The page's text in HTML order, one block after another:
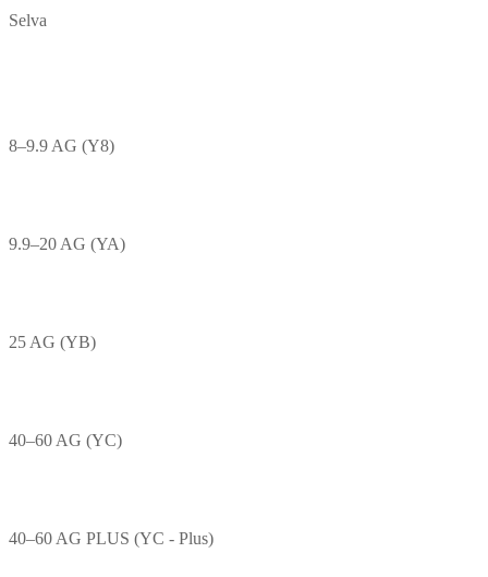
Selva
8–9.9 AG (Y8)
9.9–20 AG (YA)
25 AG (YB)
40–60 AG (YC)
40–60 AG PLUS (YC - Plus)